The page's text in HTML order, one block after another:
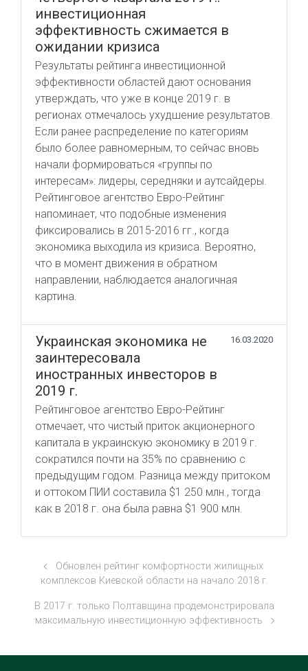
инвестиционная
эффективность сжимается в
ожидании кризиса
Результаты рейтинга инвестиционной
эффективности областей дают основания
утверждать, что уже в конце 2019 г. в
регионах отмечалось ухудшение результатов.
Если ранее распределение по категориям
было более равномерным, то сейчас вновь
начали формироваться «группы по
интересам»: лидеры, середняки и аутсайдеры.
Рейтинговое агентство Евро-Рейтинг
напоминает, что подобные изменения
фиксировались в 2015-2016 гг., когда
экономика выходила из кризиса. Вероятно,
что в момент движения в обратном
направлении, наблюдается аналогичная
картина.
Украинская экономика не
заинтересовала
иностранных инвесторов в
2019 г.
16.03.2020
Рейтинговое агентство Евро-Рейтинг
отмечает, что чистый приток акционерного
капитала в украинскую экономику в 2019 г.
сократился почти на 35% по сравнению с
предыдущим годом. Разница между притоком
и оттоком ПИИ составила $1 250 млн., тогда
как в 2018 г. она была равна $1 900 млн.
Обновлен рейтинг комфортности жилищных
комплексов Киевской области на начало 2018 г.
В 2017 г. только Полтавщина продемонстрировала
максимальную инвестиционную эффективность